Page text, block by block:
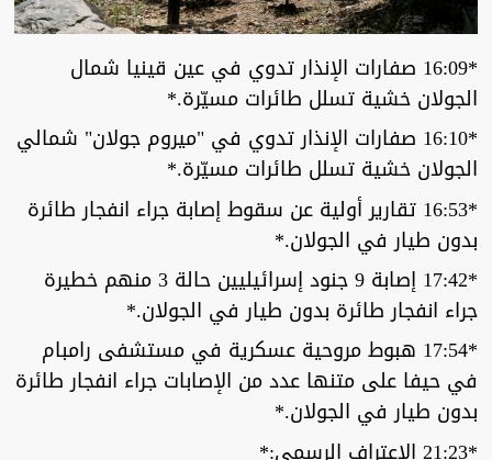
*16:09 صفارات الإنذار تدوي في عين قينيا شمال
الجولان خشية تسلل طائرات مسيّرة.*
*16:10 صفارات الإنذار تدوي في "ميروم جولان" شمالي
الجولان خشية تسلل طائرات مسيّرة.*
*16:53 تقارير أولية عن سقوط إصابة جراء انفجار طائرة
بدون طيار في الجولان.*
*17:42 إصابة 9 جنود إسرائيليين حالة 3 منهم خطيرة
جراء انفجار طائرة بدون طيار في الجولان.*
*17:54 هبوط مروحية عسكرية في مستشفى رامبام
في حيفا على متنها عدد من الإصابات جراء انفجار طائرة
بدون طيار في الجولان.*
*21:23 الإعتراف الرسمي:*